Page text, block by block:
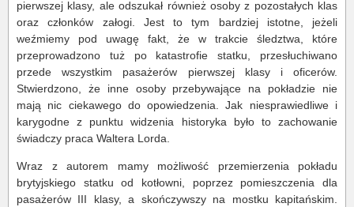
pierwszej klasy, ale odszukał również osoby z pozostałych klas
oraz członków załogi. Jest to tym bardziej istotne, jeżeli
weźmiemy pod uwagę fakt, że w trakcie śledztwa, które
przeprowadzono tuż po katastrofie statku, przesłuchiwano
przede wszystkim pasażerów pierwszej klasy i oficerów.
Stwierdzono, że inne osoby przebywające na pokładzie nie
mają nic ciekawego do opowiedzenia. Jak niesprawiedliwe i
karygodne z punktu widzenia historyka było to zachowanie
świadczy praca Waltera Lorda.
Wraz z autorem mamy możliwość przemierzenia pokładu
brytyjskiego statku od kotłowni, poprzez pomieszczenia dla
pasażerów III klasy, a skończywszy na mostku kapitańskim.